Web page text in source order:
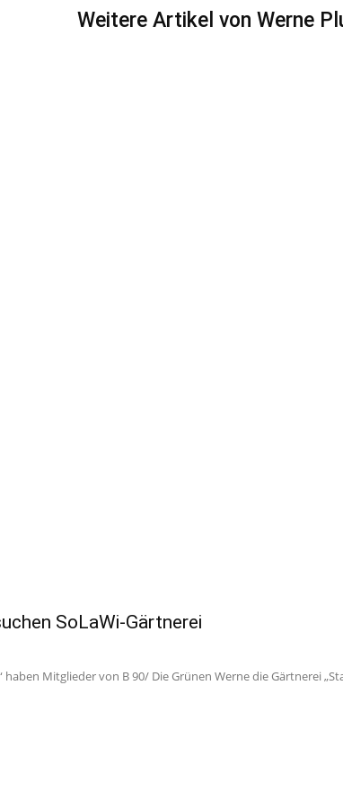
Weitere Artikel von Werne
SoLaWi-Gärtnerei
Mitglieder von B 90/ Die Grünen Werne die Gärtnerei